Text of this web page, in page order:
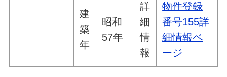
建
築
年
昭和
57年
詳
細
情
報
物件登録
番号155詳
細情報ペ
ージ